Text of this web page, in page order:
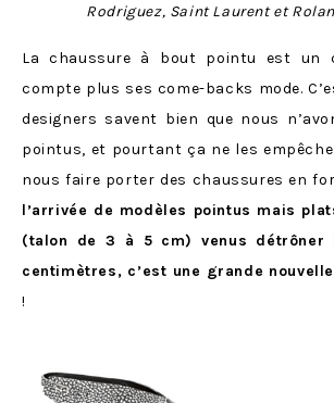
Rodriguez, Saint Laurent et
La chaussure à bout pointu est un
compte plus ses come-backs mode.
designers savent bien que nous
pointus, et pourtant ça ne les
nous faire porter des chaussures en
l’arrivée de modèles pointus mais
(talon de 3 à 5 cm) venus détrôner
centimètres, c’est une grande
!